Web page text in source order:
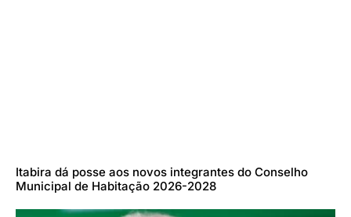
Itabira dá posse aos novos integrantes do Conselho
Municipal de Habitação 2026-2028